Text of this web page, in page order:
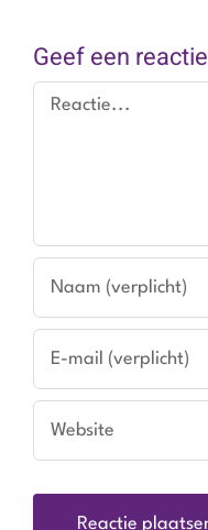
Geef een reactie
Reactie